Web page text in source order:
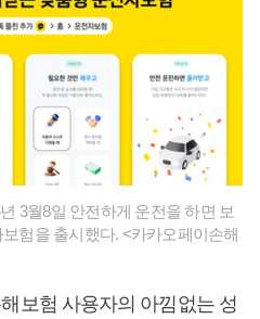
3월8일 안전하게 운전을 하면 보
험을 출시했다. <카카오페이손해
보험 사용자의 아낌없는 성